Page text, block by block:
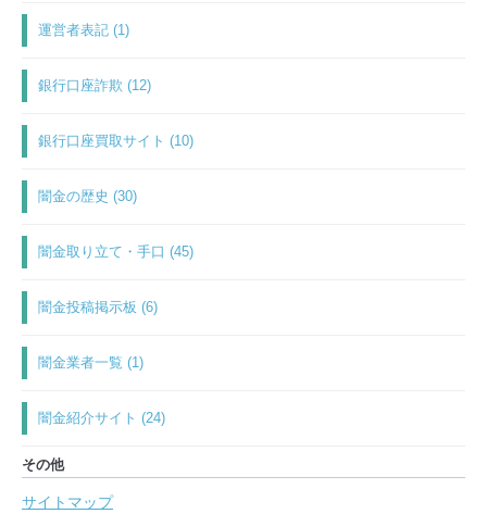
運営者表記 (1)
銀行口座詐欺 (12)
銀行口座買取サイト (10)
闇金の歴史 (30)
闇金取り立て・手口 (45)
闇金投稿掲示板 (6)
闇金業者一覧 (1)
闇金紹介サイト (24)
その他
サイトマップ